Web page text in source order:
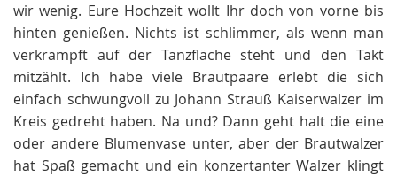
wir wenig. Eure Hochzeit wollt Ihr doch von vorne bis
hinten genießen. Nichts ist schlimmer, als wenn man
verkrampft auf der Tanzfläche steht und den Takt
mitzählt. Ich habe viele Brautpaare erlebt die sich
einfach schwungvoll zu Johann Strauß Kaiserwalzer im
Kreis gedreht haben. Na und? Dann geht halt die eine
oder andere Blumenvase unter, aber der Brautwalzer
hat Spaß gemacht und ein konzertanter Walzer klingt